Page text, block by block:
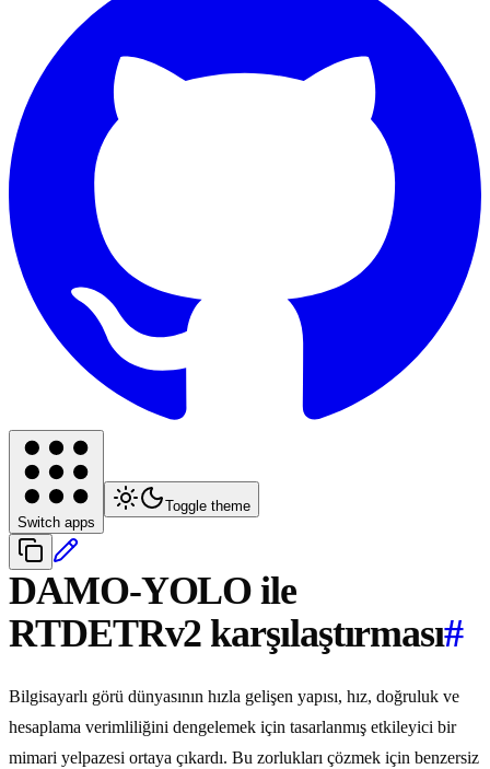
Switch apps
Toggle theme
DAMO-YOLO ile
RTDETRv2 karşılaştırması#
Bilgisayarlı görü dünyasının hızla gelişen yapısı, hız, doğruluk ve
hesaplama verimliliğini dengelemek için tasarlanmış etkileyici bir
mimari yelpazesi ortaya çıkardı. Bu zorlukları çözmek için benzersiz